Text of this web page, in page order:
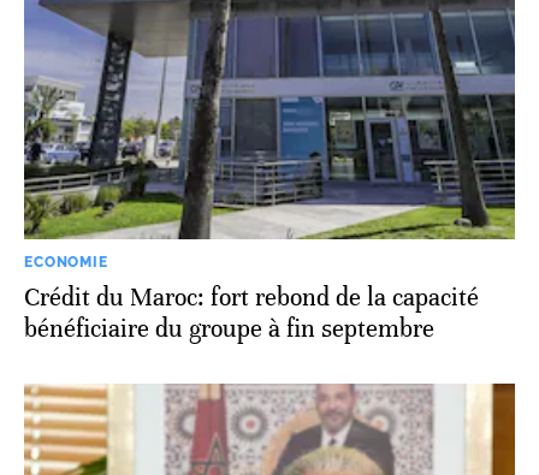
ECONOMIE
Crédit du Maroc: fort rebond de la capacité
bénéficiaire du groupe à fin septembre